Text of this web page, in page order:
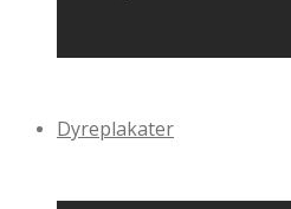
Dyreplakater